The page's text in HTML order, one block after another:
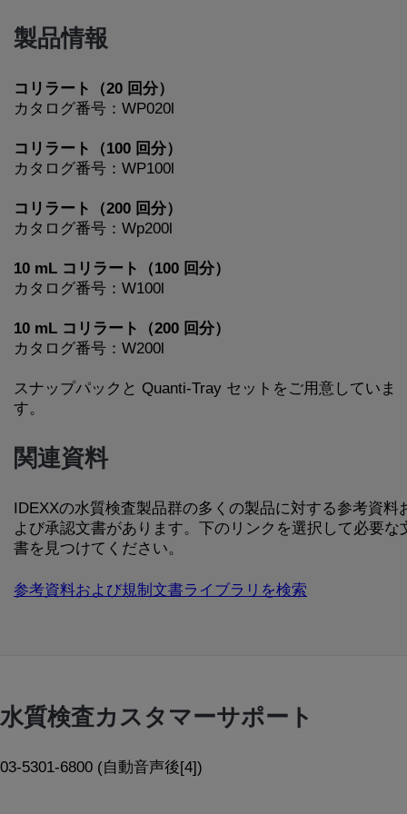
製品情報
コリラート（20 回分）
カタログ番号：WP020l
コリラート（100 回分）
カタログ番号：WP100l
コリラート（200 回分）
カタログ番号：Wp200l
10 mL コリラート（100 回分）
カタログ番号：W100l
10 mL コリラート（200 回分）
カタログ番号：W200l
スナップパックと Quanti-Tray セットをご用意していま
す。
関連資料
IDEXXの水質検査製品群の多くの製品に対する参考資料
よび承認文書があります。下のリンクを選択して必要な
書を見つけてください。
参考資料および規制文書ライブラリを検索
水質検査カスタマーサポート
03-5301-6800 (自動音声後[4])